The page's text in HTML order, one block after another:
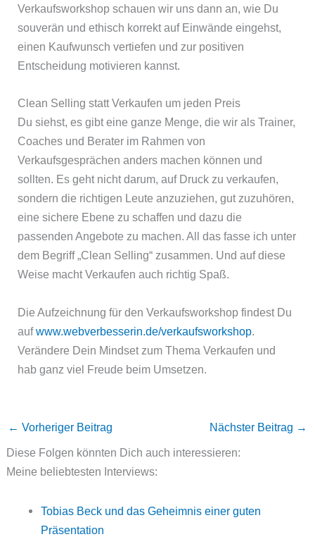
Verkaufsworkshop schauen wir uns dann an, wie Du
souverän und ethisch korrekt auf Einwände eingehst,
einen Kaufwunsch vertiefen und zur positiven
Entscheidung motivieren kannst.
Clean Selling statt Verkaufen um jeden Preis
Du siehst, es gibt eine ganze Menge, die wir als Trainer,
Coaches und Berater im Rahmen von
Verkaufsgesprächen anders machen können und
sollten. Es geht nicht darum, auf Druck zu verkaufen,
sondern die richtigen Leute anzuziehen, gut zuzuhören,
eine sichere Ebene zu schaffen und dazu die
passenden Angebote zu machen. All das fasse ich unter
dem Begriff „Clean Selling“ zusammen. Und auf diese
Weise macht Verkaufen auch richtig Spaß.
Die Aufzeichnung für den Verkaufsworkshop findest Du
aufwww.webverbesserin.de/verkaufsworkshop
Verändere Dein Mindset zum Thema Verkaufen und
hab ganz viel Freude beim Umsetzen.
← Vorheriger Beitrag Nächster Beitrag →
Diese Folgen könnten Dich auch interessieren:
Meine beliebtesten Interviews:
Tobias Beck und das Geheimnis einer guten
Präsentation